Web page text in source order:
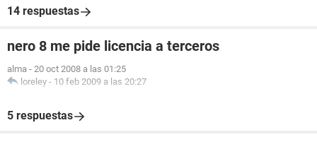
14 respuestas
nero 8 me pide licencia a terceros
alma - 20 oct 2008 a las 01:25
loreley - 10 feb 2009 a las 20:27
5 respuestas